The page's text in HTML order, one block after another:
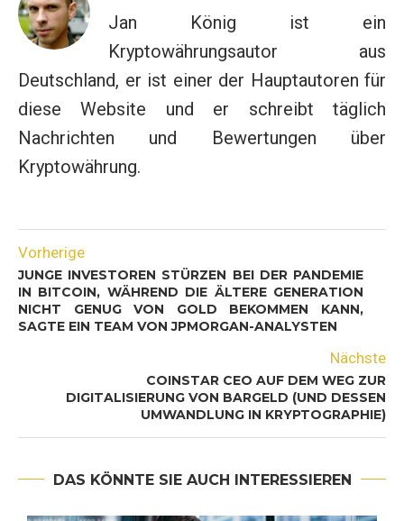
Jan König ist ein
Kryptowährungsautor aus
Deutschland, er ist einer der Hauptautoren für
diese Website und er schreibt täglich
Nachrichten und Bewertungen über
Kryptowährung.
Vorherige
JUNGE INVESTOREN STÜRZEN BEI DER PANDEMIE
IN BITCOIN, WÄHREND DIE ÄLTERE GENERATION
NICHT GENUG VON GOLD BEKOMMEN KANN,
SAGTE EIN TEAM VON JPMORGAN-ANALYSTEN
Nächste
COINSTAR CEO AUF DEM WEG ZUR
DIGITALISIERUNG VON BARGELD (UND DESSEN
UMWANDLUNG IN KRYPTOGRAPHIE)
DAS KÖNNTE SIE AUCH INTERESSIEREN